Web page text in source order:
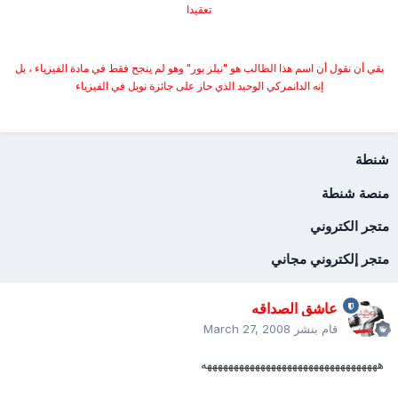
تعقيدا
بقي أن نقول أن اسم هذا الطالب هو "نيلز بور" وهو لم ينجح فقط في مادة الفيزياء ، بل
إنه الدانمركي الوحيد الذي حاز على جائزة نوبل في الفيزياء
شنطة
منصة شنطة
متجر الكتروني
متجر إلكتروني مجاني
عاشق الصداقه
قام بنشر March 27, 2008
هههههههههههههههههههههههههههههههههه